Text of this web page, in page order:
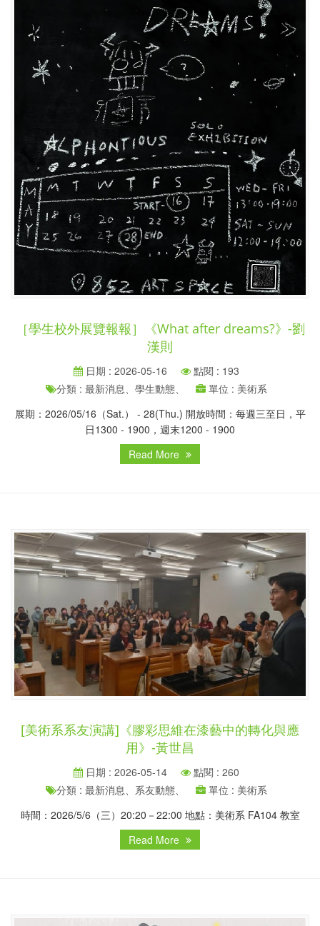
［學生校外展覽報報］《What after dreams?》-劉
漢則
日期 : 2026-05-16
點閱 : 193
分類 : 最新消息、學生動態、
單位 : 美術系
展期：2026/05/16（Sat.） - 28(Thu.) 開放時間：每週三至日，平
日1300 - 1900，週末1200 - 1900
Read More
[美術系系友演講]《膠彩思維在漆藝中的轉化與應
用》-黃世昌
日期 : 2026-05-14
點閱 : 260
分類 : 最新消息、系友動態、
單位 : 美術系
時間：2026/5/6（三）20:20－22:00 地點：美術系 FA104 教室
Read More